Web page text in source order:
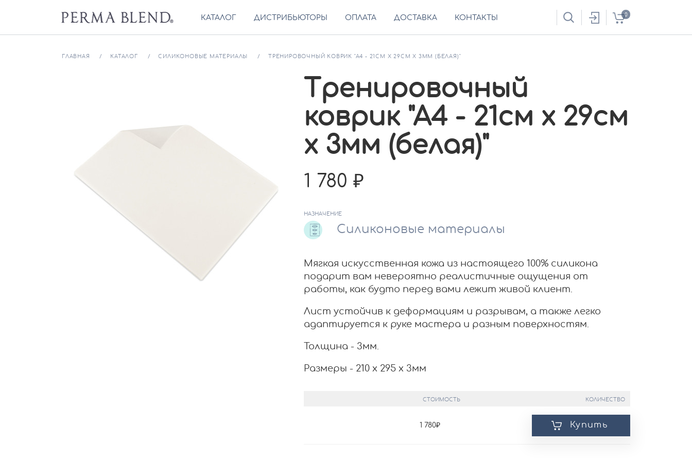
КАТАЛОГ ДИСТРИБЬЮТОРЫ ОПЛАТА ДОСТАВКА КОНТАКТЫ 0
ГЛАВНАЯ КАТАЛОГ СИЛИКОНОВЫЕ МАТЕРИАЛЫ ТРЕНИРОВОЧНЫЙ КОВРИК "А4 - 21СМ Х 29СМ Х 3ММ (БЕЛАЯ)"
Тренировочный
коврик "А4 - 21см х 29см
х 3мм (белая)"
1 780
НАЗНАЧЕНИЕ
Силиконовые материалы
Мягкая искусственная кожа из настоящего 100% силикона
подарит вам невероятно реалистичные ощущения от
работы, как будто перед вами лежит живой клиент.
Лист устойчив к деформациям и разрывам, а также легко
адаптируется к руке мастера и разным поверхностям.
Толщина - 3мм.
Размеры - 210 х 295 х 3мм
СТОИМОСТЬ КОЛИЧЕСТВО
1 780 Купить